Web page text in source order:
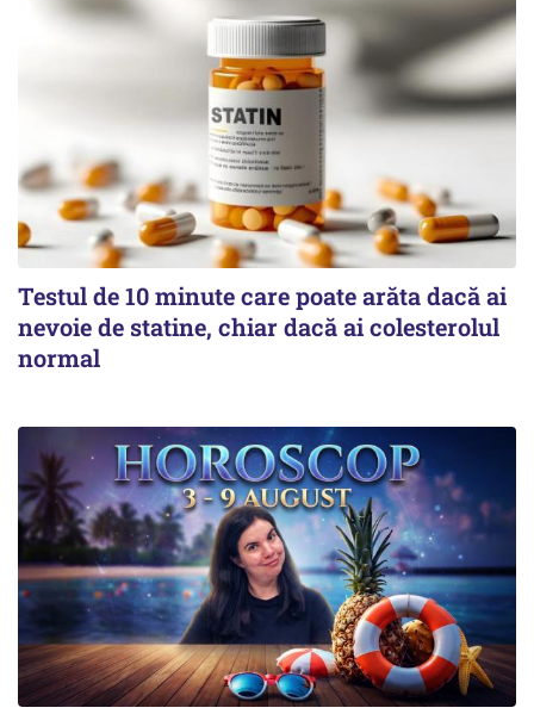
Testul de 10 minute care poate arăta dacă ai
nevoie de statine, chiar dacă ai colesterolul
normal